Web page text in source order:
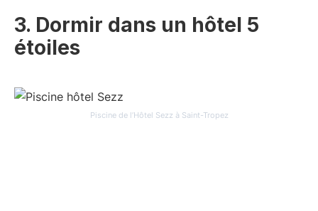
3. Dormir dans un hôtel 5
étoiles
Piscine de l’Hôtel Sezz à Saint-Tropez